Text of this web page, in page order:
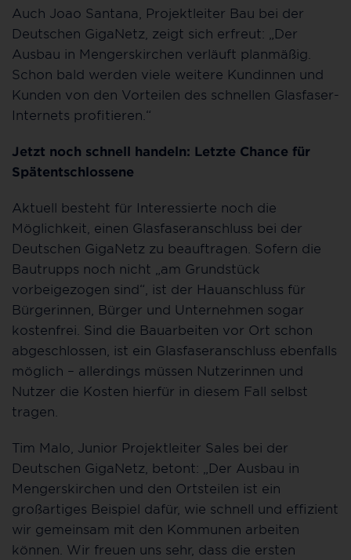
Auch Joao Santana, Projektleiter Bau bei der
Deutschen GigaNetz, zeigt sich erfreut: „Der
Ausbau in Mengerskirchen verläuft planmäßig.
Schon bald werden viele weitere Kundinnen und
Kunden von den Vorteilen des schnellen Glasfaser-
Internets profitieren.“
Jetzt noch schnell handeln: Letzte Chance für
Spätentschlossene
Aktuell besteht für Interessierte noch die
Möglichkeit, einen Glasfaseranschluss bei der
Deutschen GigaNetz zu beauftragen. Sofern die
Bautrupps noch nicht „am Grundstück
vorbeigezogen sind“, ist der Hauanschluss für
Bürgerinnen, Bürger und Unternehmen sogar
kostenfrei. Sind die Bauarbeiten vor Ort schon
abgeschlossen, ist ein Glasfaseranschluss ebenfalls
möglich – allerdings müssen Nutzerinnen und
Nutzer die Kosten hierfür in diesem Fall selbst
tragen.
Tim Malo, Junior Projektleiter Sales bei der
Deutschen GigaNetz, betont: „Der Ausbau in
Mengerskirchen und den Ortsteilen ist ein
großartiges Beispiel dafür, wie schnell und effizient
wir gemeinsam mit den Kommunen arbeiten
können. Wir freuen uns sehr, dass die ersten